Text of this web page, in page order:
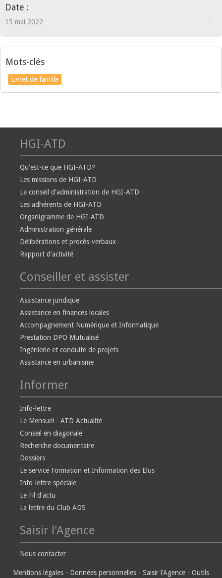
Date :
15 mai 2022
Mots-clés
Livret de famille
HGI-ATD
Qu'est-ce que HGI-ATD?
Les missions de HGI-ATD
Le conseil d'administration de HGI-ATD
Les adhérents de HGI-ATD
Organigramme de HGI-ATD
Administration générale
Délibérations et procès-verbaux
Rapport d'activité
Conseiller et assister
Assistance juridique
Assistance en finances locales
Accompagnement Numérique et Informatique
Prestation DPO Mutualisé
Ingénierie et conduite de projets
Assistance en urbanisme
Informer
Info-lettre
Le Mensuel - ATD Actualité
Conseil en diagonale
Recherche documentaire
Dossiers
Le service Formation et Information des Elus
Info-lettre spéciale
Le Fil d'actu
La lettre du Club ADS
Saisir l'Agence
Nous contacter
Mentions légales - Données personnelles - Saisir l'Agence - Outils